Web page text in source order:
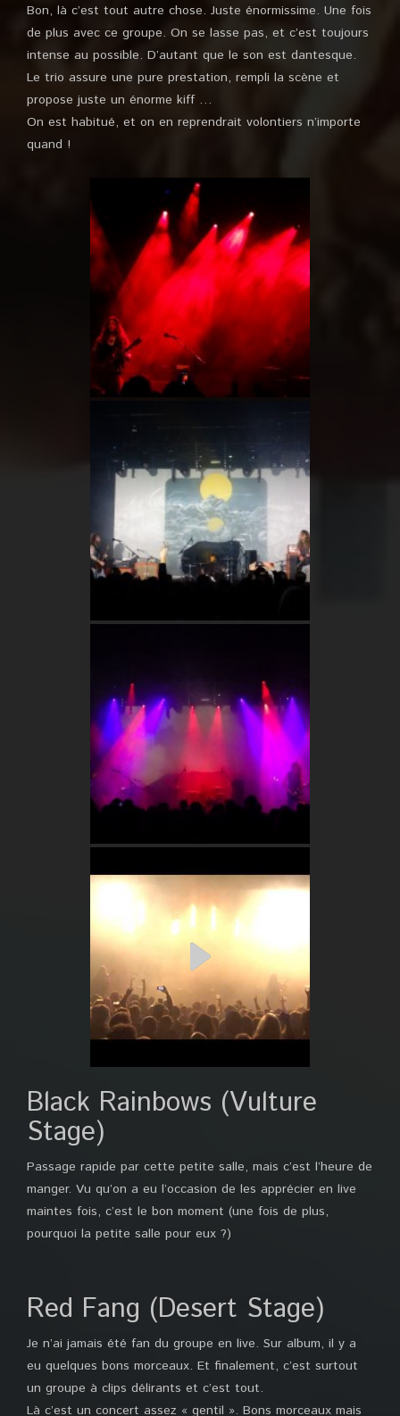
Bon, là c’est tout autre chose. Juste énormissime. Une fois
de plus avec ce groupe. On se lasse pas, et c’est toujours
intense au possible. D’autant que le son est dantesque.
Le trio assure une pure prestation, rempli la scène et
propose juste un énorme kiff …
On est habitué, et on en reprendrait volontiers n’importe
quand !
Black Rainbows (Vulture
Stage)
Passage rapide par cette petite salle, mais c’est l’heure de
manger. Vu qu’on a eu l’occasion de les apprécier en live
maintes fois, c’est le bon moment (une fois de plus,
pourquoi la petite salle pour eux ?)
Red Fang (Desert Stage)
Je n’ai jamais été fan du groupe en live. Sur album, il y a
eu quelques bons morceaux. Et finalement, c’est surtout
un groupe à clips délirants et c’est tout.
Là c’est un concert assez « gentil ». Bons morceaux mais